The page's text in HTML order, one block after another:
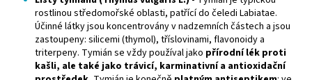
rostlinou středomořské oblasti, patřící do čeledi Labiatae.
Účinné látky jsou koncentrovány v nadzemních částech a jsou
zastoupeny: silicemi (thymol), tříslovinami, flavonoidy a
triterpeny. Tymián se vždy používal jako přírodní lék proti
kašli, ale také jako trávicí, karminativní a antioxidační